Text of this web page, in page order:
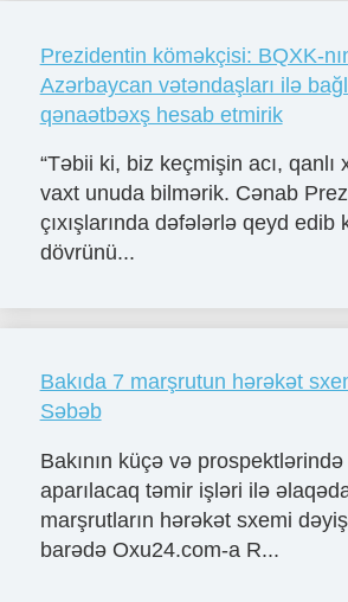
Prezidentin köməkçisi: BQXK-
Azərbaycan vətəndaşları ilə
qənaətbəxş hesab etmirik
“Təbii ki, biz keçmişin acı, qanlı
vaxt unuda bilmərik. Cənab
çıxışlarında dəfələrlə qeyd edib
dövrünü...
Bakıda 7 marşrutun hərəkət
Səbəb
Bakının küçə və
aparılacaq təmir işləri ilə
marşrutların hərəkət sxemi
barədə Oxu24.com-a R...